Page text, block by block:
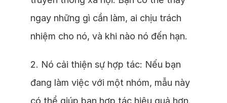
ngay những gì cần làm, ai chịu trách
nhiệm cho nó, và khi nào nó đến hạn.
2. Nó cải thiện sự hợp tác: Nếu bạn
đang làm việc với một nhóm, mẫu này
có thể giúp bạn hợp tác hiệu quả hơn.